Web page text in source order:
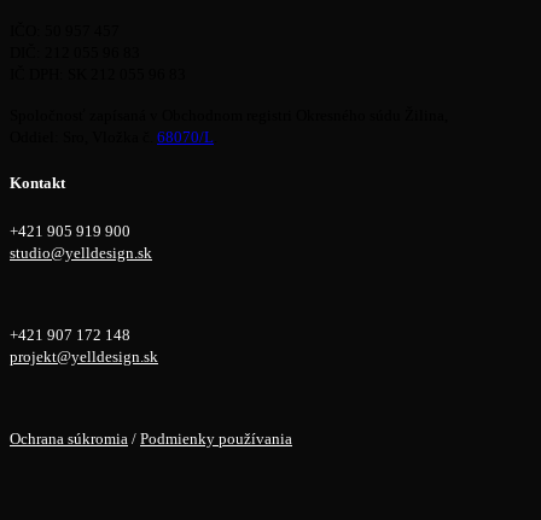
68070/L
Kontakt
+421 905 919 900
studio@yelldesign.sk
+421 907 172 148
projekt@yelldesign.sk
Ochrana súkromia / Podmienky používania